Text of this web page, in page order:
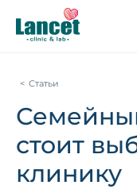
Статьи
стоит
клинику